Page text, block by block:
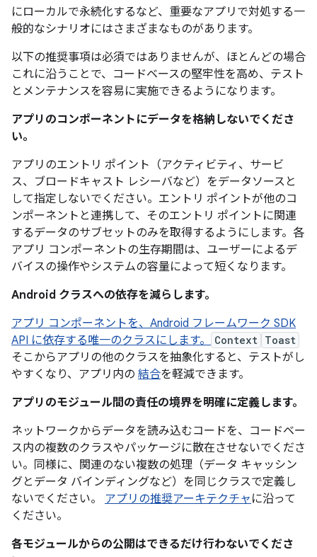
にローカルで永続化するなど、重要なアプリで対処する一
般的なシナリオにはさまざまなものがあります。
以下の推奨事項は必須ではありませんが、ほとんどの場合
これに沿うことで、コードベースの堅牢性を高め、テスト
とメンテナンスを容易に実施できるようになります。
アプリのコンポーネントにデータを格納しないでくださ
い。
アプリのエントリ ポイント（アクティビティ、サービ
ス、ブロードキャスト レシーバなど）をデータソースと
して指定しないでください。エントリ ポイントが他のコ
ンポーネントと連携して、そのエントリ ポイントに関連
するデータのサブセットのみを取得するようにします。各
アプリ コンポーネントの生存期間は、ユーザーによるデ
バイスの操作やシステムの容量によって短くなります。
Android クラスへの依存を減らします。
アプリ コンポーネントを、Android フレームワーク SDK
API に依存する唯一のクラスにします。
Context Toast
そこからアプリの他のクラスを抽象化すると、テストがし
やすくなり、アプリ内の 結合を軽減できます。
アプリのモジュール間の責任の境界を明確に定義します。
ネットワークからデータを読み込むコードを、コードベー
ス内の複数のクラスやパッケージに散在させないでくださ
い。同様に、関連のない複数の処理（データ キャッシン
グとデータ バインディングなど）を同じクラスで定義し
ないでください。 アプリの推奨アーキテクチャ に沿って
ください。
各モジュールからの公開はできるだけ行わないでくださ